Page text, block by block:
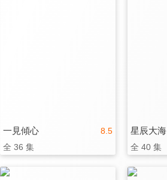
8.5
一見傾心
全 36 集
星辰大海
全 40 集